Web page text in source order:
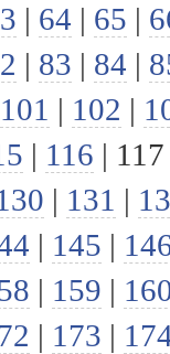
| 64 | 65 |
| 83 | 84 |
101 | 102 |
| 116 | 117
| 131 |
| 145 |
| 159 |
| 173 |